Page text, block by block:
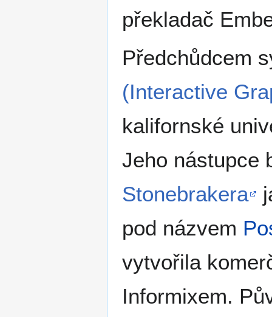
překladač
Předchůdcem
(Interactive
kalifornské
Jeho nástupce
Stonebrakera
pod názvem
vytvořila
Informixem.